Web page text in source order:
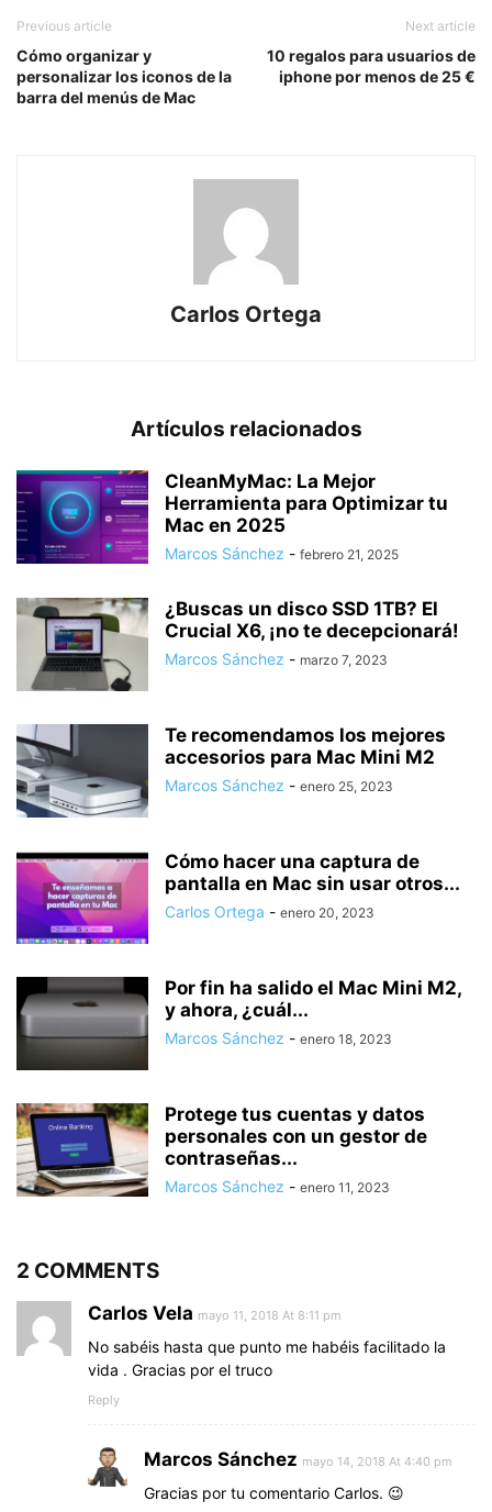
Previous article
Cómo organizar y
personalizar los iconos de la
barra del menús de Mac
Next article
10 regalos para usuarios de
iphone por menos de 25 €
Carlos Ortega
Artículos relacionados
CleanMyMac: La Mejor
Herramienta para Optimizar tu
Mac en 2025
Marcos Sánchez - febrero 21, 2025
¿Buscas un disco SSD 1TB? El
Crucial X6, ¡no te decepcionará!
Marcos Sánchez - marzo 7, 2023
Te recomendamos los mejores
accesorios para Mac Mini M2
Marcos Sánchez - enero 25, 2023
Cómo hacer una captura de
pantalla en Mac sin usar otros...
Carlos Ortega - enero 20, 2023
Por fin ha salido el Mac Mini M2,
y ahora, ¿cuál...
Marcos Sánchez - enero 18, 2023
Protege tus cuentas y datos
personales con un gestor de
contraseñas...
Marcos Sánchez - enero 11, 2023
2 COMMENTS
Carlos Vela mayo 11, 2018 At 8:11 pm
No sabéis hasta que punto me habéis facilitado la
vida . Gracias por el truco
Reply
Marcos Sánchez mayo 14, 2018 At 4:40 pm
Gracias por tu comentario Carlos. 😉